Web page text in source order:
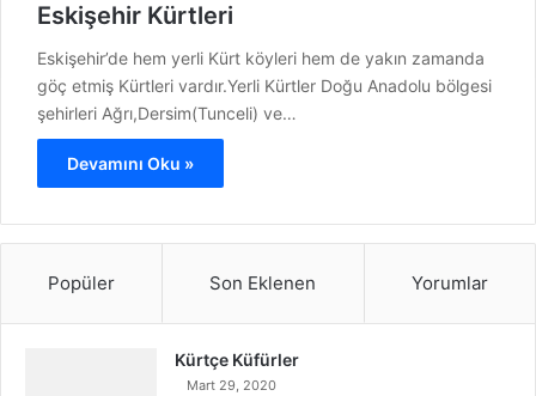
Eskişehir Kürtleri
Eskişehir’de hem yerli Kürt köyleri hem de yakın zamanda
göç etmiş Kürtleri vardır.Yerli Kürtler Doğu Anadolu bölgesi
şehirleri Ağrı,Dersim(Tunceli) ve…
Devamını Oku »
Popüler Son Eklenen Yorumlar
Kürtçe Küfürler
Mart 29, 2020